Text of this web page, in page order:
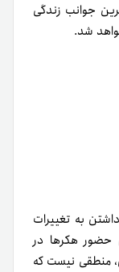
جوانب زندگی
شد.
به تغییرات
حضور هکرها در
منطقی نیست که